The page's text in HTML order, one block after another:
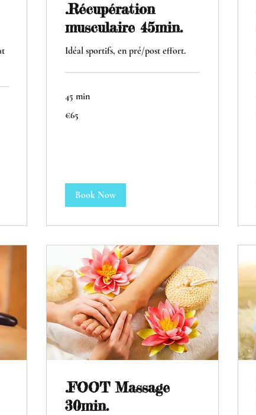
.Récupération
musculaire 45min.
Idéal sportifs, en pré/post effort.
45 min
euros
€65
Book Now
.FOOT Massage
30min.